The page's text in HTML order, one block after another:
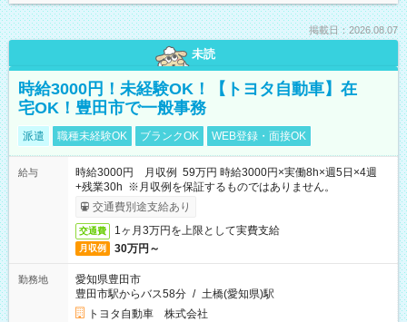
掲載日：2026.08.07
未読
時給3000円！未経験OK！【トヨタ自動車】在
宅OK！豊田市で一般事務
派遣 職種未経験OK ブランクOK WEB登録・面接OK
給与
時給3000円 月収例 59万円 時給3000円×実働8h×週5日×4週
+残業30h ※月収例を保証するものではありません。
交通費別途支給あり
交通費 1ヶ月3万円を上限として実費支給
月収例 30万円～
勤務地
愛知県豊田市
豊田市駅からバス58分 / 土橋(愛知県)駅
トヨタ自動車 株式会社